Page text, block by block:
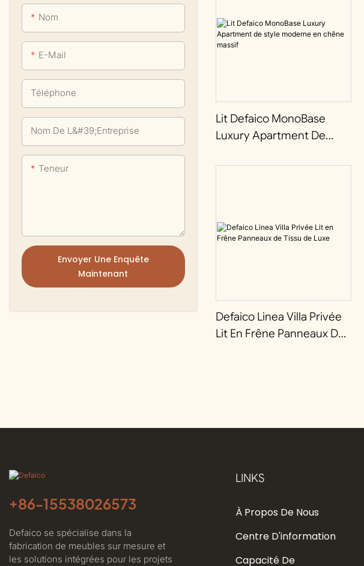
Tabourets de bar et de
comptoir
Tables commerciales
Nom
E-Mail
Téléphone
Nom De L&#39;entreprise
Teneur
Envoyer Une Enquête
Maintenant
Lit Defaico MonoBase
Luxury Apartment De
Massif
Defaico Linea Villa Privée
Lit En Frêne Panneaux De
+86-15538026573
Defaico se spécialise dans la
fabrication de meubles sur mesure et
les solutions intégrées pour les projets
LINKS
À Propos De Nous
Centre D'information
Capacité De